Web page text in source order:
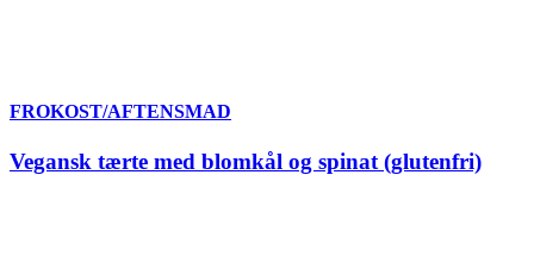
FROKOST/AFTENSMAD
Vegansk tærte med blomkål og spinat (glutenfri)